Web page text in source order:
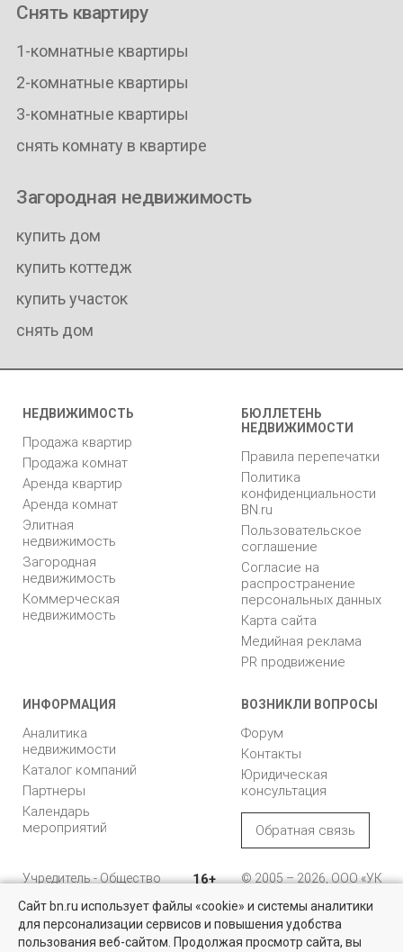
Недвижимость для бизнеса
Снять квартиру
1-комнатные квартиры
2-комнатные квартиры
3-комнатные квартиры
снять комнату в квартире
Загородная недвижимость
купить дом
купить коттедж
купить участок
снять дом
НЕДВИЖИМОСТЬ
Продажа квартир
Продажа комнат
Аренда квартир
Аренда комнат
Элитная
недвижимость
Загородная
недвижимость
Коммерческая
недвижимость
БЮЛЛЕТЕНЬ
НЕДВИЖИМОСТИ
Правила перепечатки
Политика
конфиденциальности
BN.ru
Пользовательское
соглашение
Согласие на
распространение
персональных данных
Карта сайта
Медийная реклама
PR продвижение
ИНФОРМАЦИЯ
Аналитика
недвижимости
Каталог компаний
Партнеры
Календарь
мероприятий
ВОЗНИКЛИ ВОПРОСЫ
Форум
Контакты
Юридическая
консультация
Обратная связь
Учредитель - Общество
ответственностью
"Управляющая
компания "Бюллетень
16+
© 2005 – 2026, ООО «УК
196105, Санкт-
Петербург, пр. Юрия
Сайт bn.ru использует файлы «cookie» и системы аналитики
для персонализации сервисов и повышения удобства
пользования веб-сайтом. Продолжая просмотр сайта, вы